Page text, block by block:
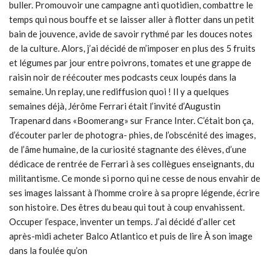
buller. Promouvoir une campagne anti quotidien, combattre le
temps qui nous bouffe et se laisser aller à flotter dans un petit
bain de jouvence, avide de savoir rythmé par les douces notes
de la culture. Alors, j’ai décidé de m’imposer en plus des 5 fruits
et légumes par jour entre poivrons, tomates et une grappe de
raisin noir de réécouter mes podcasts ceux loupés dans la
semaine. Un replay, une rediffusion quoi ! Il y a quelques
semaines déjà, Jérôme Ferrari était l’invité d’Augustin
Trapenard dans «Boomerang» sur France Inter. C’était bon ça,
d’écouter parler de photogra- phies, de l’obscénité des images,
de l’âme humaine, de la curiosité stagnante des élèves, d’une
dédicace de rentrée de Ferrari à ses collègues enseignants, du
militantisme. Ce monde si porno qui ne cesse de nous envahir de
ses images laissant à l’homme croire à sa propre légende, écrire
son histoire. Des êtres du beau qui tout à coup envahissent.
Occuper l’espace, inventer un temps. J’ai décidé d’aller cet
après-midi acheter Balco Atlantico et puis de lire À son image
dans la foulée qu’on